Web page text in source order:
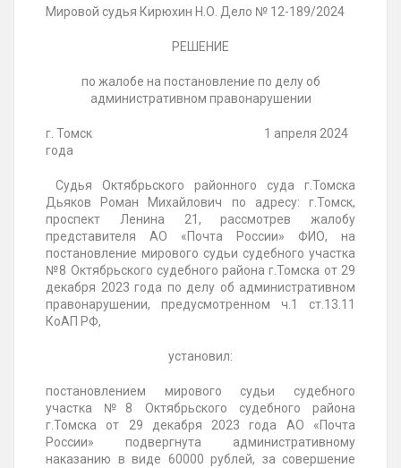
Мировой судья Кирюхин Н.О. Дело № 12-189/2024
РЕШЕНИЕ
по жалобе на постановление по делу об
административном правонарушении
г. Томск 1 апреля 2024
года
Судья Октябрьского районного суда г.Томска
Дьяков Роман Михайлович по адресу: г.Томск,
проспект Ленина 21, рассмотрев жалобу
представителя АО «Почта России» ФИО, на
постановление мирового судьи судебного участка
№8 Октябрьского судебного района г.Томска от 29
декабря 2023 года по делу об административном
правонарушении, предусмотренном ч.1 ст.13.11
КоАП РФ,
установил:
постановлением мирового судьи судебного
участка №8 Октябрьского судебного района
г.Томска от 29 декабря 2023 года АО «Почта
России» подвергнута административному
наказанию в виде 60000 рублей, за совершение